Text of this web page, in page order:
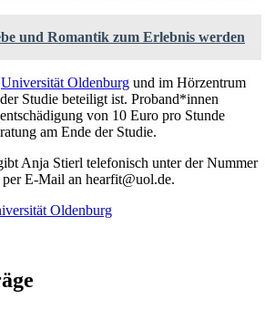
und Romantik zum Erlebnis werden
Universität Oldenburg und im Hörzentrum
Studie beteiligt ist. Proband*innen
von 10 Euro pro Stunde
am Ende der Studie.
Anja Stierl telefonisch unter der Nummer
E-Mail an hearfit@uol.de.
Oldenburg